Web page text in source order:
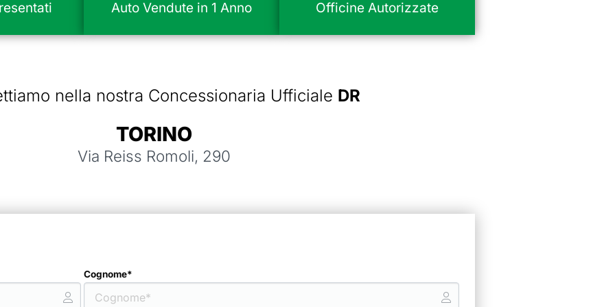
Auto Vendute in 1 Anno Officine Autorizzate
nella nostra Concessionaria Ufficiale DR
TORINO
Via Reiss Romoli, 290
Cognome*